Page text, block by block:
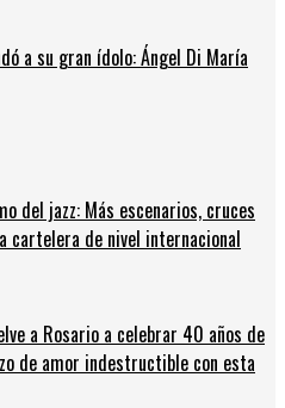
a su gran ídolo: Ángel Di María
del jazz: Más escenarios, cruces
cartelera de nivel internacional
a Rosario a celebrar 40 años de
de amor indestructible con esta